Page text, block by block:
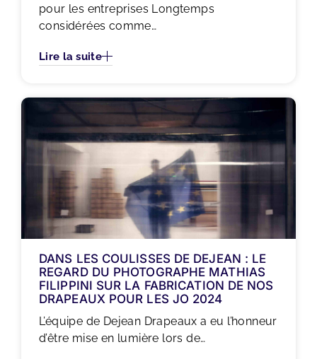
pour les entreprises Longtemps
considérées comme…
Lire la suite
DANS LES COULISSES DE DEJEAN : LE
REGARD DU PHOTOGRAPHE MATHIAS
FILIPPINI SUR LA FABRICATION DE NOS
DRAPEAUX POUR LES JO 2024
L’équipe de Dejean Drapeaux a eu l’honneur
d’être mise en lumière lors de…